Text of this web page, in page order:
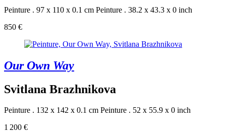
Peinture . 97 x 110 x 0.1 cm Peinture . 38.2 x 43.3 x 0 inch
850 €
Our Own Way
Svitlana Brazhnikova
Peinture . 132 x 142 x 0.1 cm Peinture . 52 x 55.9 x 0 inch
1 200 €